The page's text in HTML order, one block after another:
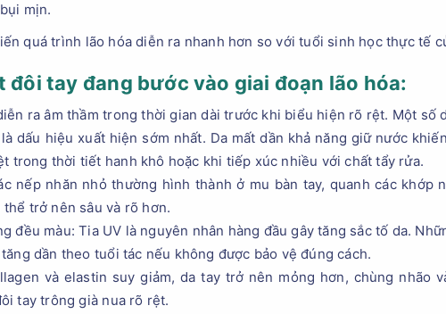
mịn.
quá trình lão hóa diễn ra nhanh hơn so với tuổi sinh học thực tế
đôi tay đang bước vào giai đoạn lão hóa:
ra âm thầm trong thời gian dài trước khi biểu hiện rõ rệt. Một số
dấu hiệu xuất hiện sớm nhất. Da mất dần khả năng giữ nước
trong thời tiết hanh khô hoặc khi tiếp xúc nhiều với chất tẩy rửa.
nếp nhăn nhỏ thường hình thành ở mu bàn tay, quanh các khớp
trở nên sâu và rõ hơn.
đều màu: Tia UV là nguyên nhân hàng đầu gây tăng sắc tố da.
dần theo tuổi tác nếu không được bảo vệ đúng cách.
và elastin suy giảm, da tay trở nên mỏng hơn, chùng nhão
tay trông già nua rõ rệt.